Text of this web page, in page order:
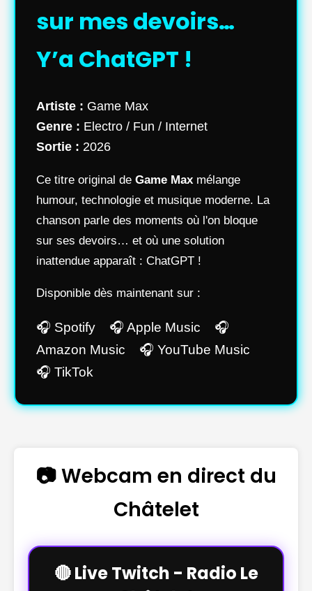
sur mes devoirs…
Y’a ChatGPT !
Artiste : Game Max
Genre : Electro / Fun / Internet
Sortie : 2026
Ce titre original de Game Max mélange
humour, technologie et musique moderne. La
chanson parle des moments où l'on bloque
sur ses devoirs… et où une solution
inattendue apparaît : ChatGPT !
Disponible dès maintenant sur :
🎧 Spotify 🎧 Apple Music 🎧
Amazon Music 🎧 YouTube Music
🎧 TikTok
📷 Webcam en direct du
Châtelet
🔴 Live Twitch - Radio Le